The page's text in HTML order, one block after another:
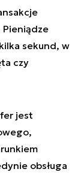
Pieniądze
sekund, w
czy
jest
obsługa